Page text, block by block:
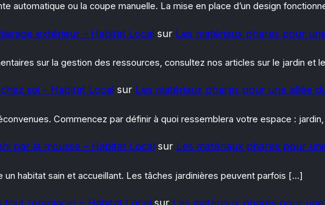
automatique ou la coupe manuelle. La mise en place d’un design
extérieur – Habitat Localsur Les matériaux phares pour
sur la gestion des ressources, consultez nos articles sur le jardin et
soi – Habitat Localsur Les matériaux phares pour une allée
Commencez par définir à quoi ressemblera votre espace :
par la mousse – Habitat Localsur Les matériaux phares pour
habitat sain et accueillant. Les tâches jardinières peuvent parfois […]